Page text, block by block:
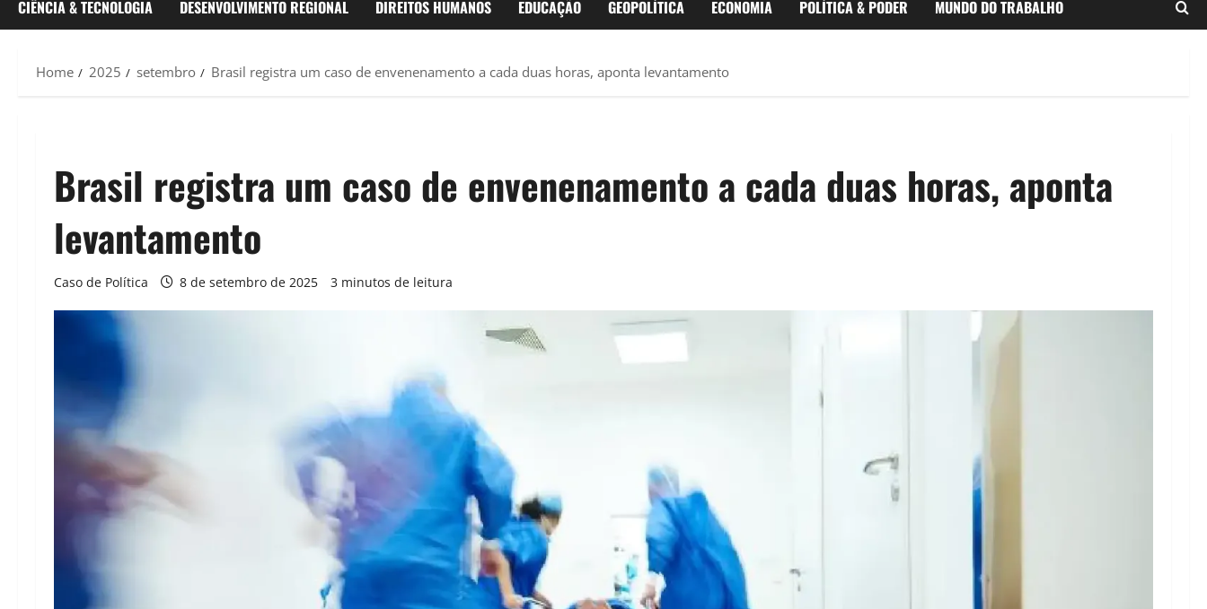
CIÊNCIA & TECNOLOGIA DESENVOLVIMENTO REGIONAL DIREITOS HUMANOS EDUCAÇÃO GEOPOLÍTICA ECONOMIA POLÍTICA & PODER MUNDO DO TRABALHO
Home 2025 setembro Brasil registra um caso de envenenamento a cada duas horas, aponta levantamento
Brasil registra um caso de envenenamento a cada duas horas, aponta
levantamento
Caso de Política 8 de setembro de 2025 3 minutos de leitura